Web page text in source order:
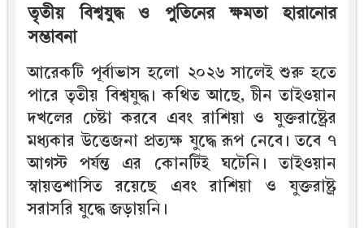
তৃতীয় বিশ্বযুদ্ধ ও পুতিনের ক্ষমতা হারানোর
সম্ভাবনা
আরেকটি পূর্বাভাস হলো ২০২৬ সালেই শুরু হতে
পারে তৃতীয় বিশ্বযুদ্ধ। কথিত আছে, চীন তাইওয়ান
দখলের চেষ্টা করবে এবং রাশিয়া ও যুক্তরাষ্ট্রের
মধ্যকার উত্তেজনা প্রত্যক্ষ যুদ্ধে রূপ নেবে। তবে ৭
আগস্ট পর্যন্ত এর কোনটিই ঘটেনি। তাইওয়ান
স্বায়ত্তশাসিত রয়েছে এবং রাশিয়া ও যুক্তরাষ্ট্র
সরাসরি যুদ্ধে জড়ায়নি।